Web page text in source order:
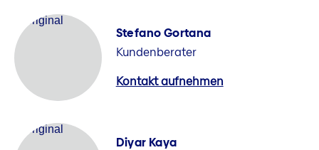
Stefano Gortana
Kundenberater
Kontakt aufnehmen
Diyar Kaya